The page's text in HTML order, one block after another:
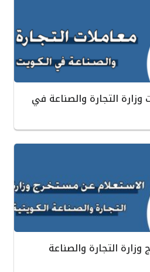
التجارة والصناعة في
التجارة والصناعة